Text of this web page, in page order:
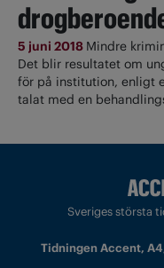
5 juni 2018 Mindre
Det blir resultatet om
för på institution, enligt
talat med en
Sveriges största
Tidningen Accent,